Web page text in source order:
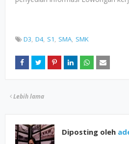
D3 D4 S1 SMA SMK
Lebih lama
Diposting oleh